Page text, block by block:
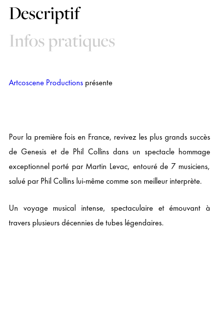
Descriptif
Infos pratiques
Artcoscene Productionsprésente
Pour la première fois en France, revivez les plus grands succès
de Genesis et de Phil Collins dans un spectacle hommage
exceptionnel porté par Martin Levac, entouré de 7 musiciens,
salué par Phil Collins lui-même comme son meilleur interprète.
Un voyage musical intense, spectaculaire et émouvant à
travers plusieurs décennies de tubes légendaires.